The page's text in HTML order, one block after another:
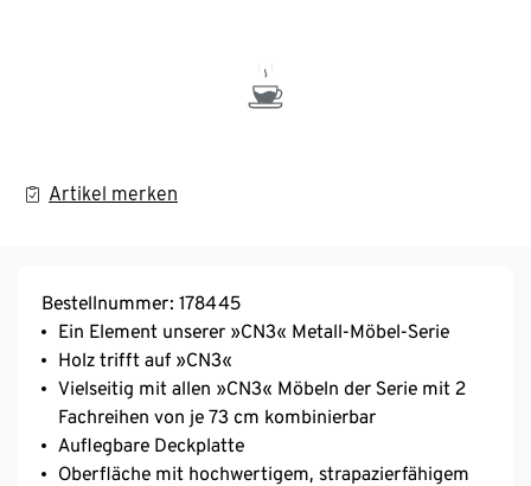
Artikel merken
Bestellnummer: 178445
Ein Element unserer »CN3« Metall-Möbel-Serie
Holz trifft auf »CN3«
Vielseitig mit allen »CN3« Möbeln der Serie mit 2
Fachreihen von je 73 cm kombinierbar
Auflegbare Deckplatte
Oberfläche mit hochwertigem, strapazierfähigem